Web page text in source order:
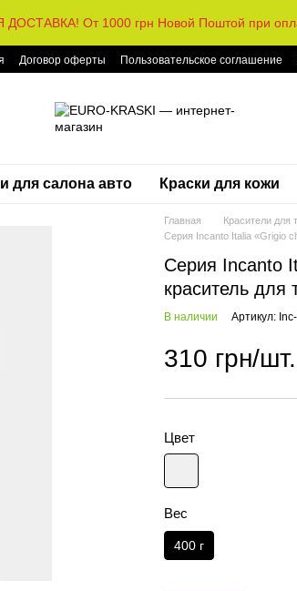
От 1000 грн Новой Поштой при
Договор оферты Пользовательское соглашение
для салона авто Краски для кожи
Главная Красители для
Серия Incanto Italia «Grigio
Серия Incanto
краситель для
В наличии Артикул:
310 грн/шт.
Цвет
Вес
400 г